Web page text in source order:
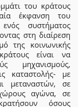
του κράτους
έκφανση του
ενός συστήματος
στη διαίρεση
της κοινωνικής
είναι να
μηχανισμούς,
καταστολής- με
μεταναστών, σε
αγώνα, σε
όσους